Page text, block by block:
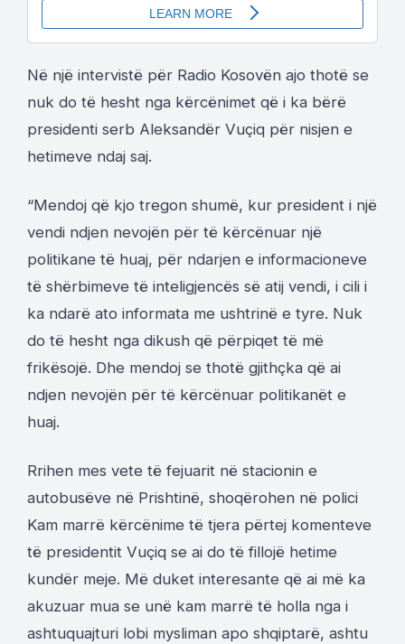
Në një intervistë për Radio Kosovën ajo thotë se
nuk do të hesht nga kërcënimet që i ka bërë
presidenti serb Aleksandër Vuçiq për nisjen e
hetimeve ndaj saj.
“Mendoj që kjo tregon shumë, kur president i një
vendi ndjen nevojën për të kërcënuar një
politikane të huaj, për ndarjen e informacioneve
të shërbimeve të inteligjencës së atij vendi, i cili i
ka ndarë ato informata me ushtrinë e tyre. Nuk
do të hesht nga dikush që përpiqet të më
frikësojë. Dhe mendoj se thotë gjithçka që ai
ndjen nevojën për të kërcënuar politikanët e
huaj.
Rrihen mes vete të fejuarit në stacionin e
autobusëve në Prishtinë, shoqërohen në polici
Kam marrë kërcënime të tjera përtej komenteve
të presidentit Vuçiq se ai do të fillojë hetime
kundër meje. Më duket interesante që ai më ka
akuzuar mua se unë kam marrë të holla nga i
ashtuquajturi lobi mysliman apo shqiptarë, ashtu